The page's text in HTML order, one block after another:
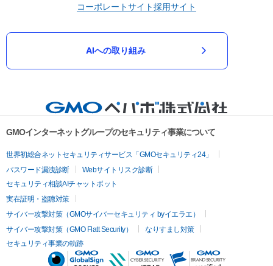
コーポレートサイト採用サイト
AIへの取り組み
GMOインターネットグループのセキュリティ事業について
世界初総合ネットセキュリティサービス「GMOセキュリティ24」
パスワード漏洩診断
Webサイトリスク診断
セキュリティ相談AIチャットボット
実在証明・盗聴対策
サイバー攻撃対策（GMOサイバーセキュリティ byイエラエ）
サイバー攻撃対策（GMO Flatt Security）
なりすまし対策
セキュリティ事業の軌跡